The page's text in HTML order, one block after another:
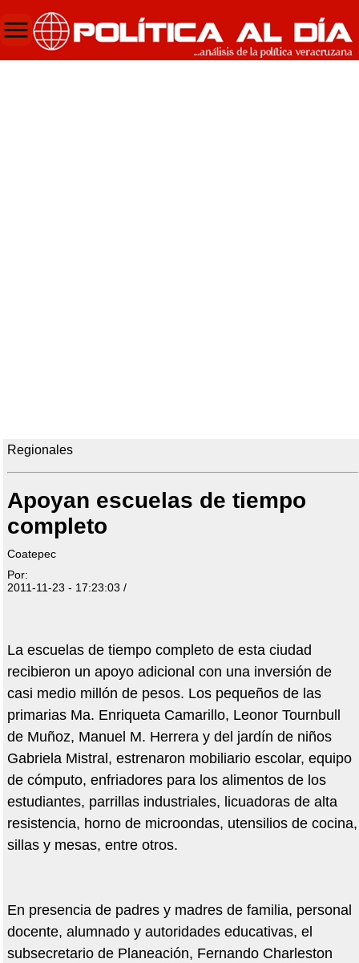
Regionales
Apoyan escuelas de tiempo
completo
Coatepec
Por:
2011-11-23 - 17:23:03 /
La escuelas de tiempo completo de esta ciudad
recibieron un apoyo adicional con una inversión de
casi medio millón de pesos. Los pequeños de las
primarias Ma. Enriqueta Camarillo, Leonor Tournbull
de Muñoz, Manuel M. Herrera y del jardín de niños
Gabriela Mistral, estrenaron mobiliario escolar, equipo
de cómputo, enfriadores para los alimentos de los
estudiantes, parrillas industriales, licuadoras de alta
resistencia, horno de microondas, utensilios de cocina,
sillas y mesas, entre otros.
En presencia de padres y madres de familia, personal
docente, alumnado y autoridades educativas, el
subsecretario de Planeación, Fernando Charleston